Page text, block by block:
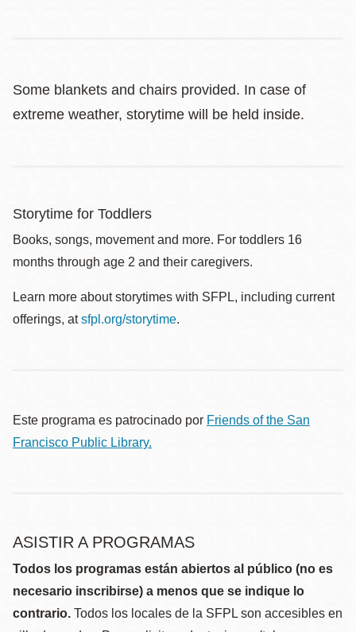
Some blankets and chairs provided. In case of
extreme weather, storytime will be held inside.
Storytime for Toddlers
Books, songs, movement and more. For toddlers 16
months through age 2 and their caregivers.
Learn more about storytimes with SFPL, including current
offerings, atsfpl.org/storytime.
Este programa es patrocinado por Friends of the San
Francisco Public Library.
ASISTIR A PROGRAMAS
Todos los programas están abiertos al público (no es
necesario inscribirse) a menos que se indique lo
contrario. Todos los locales de la SFPL son accesibles en